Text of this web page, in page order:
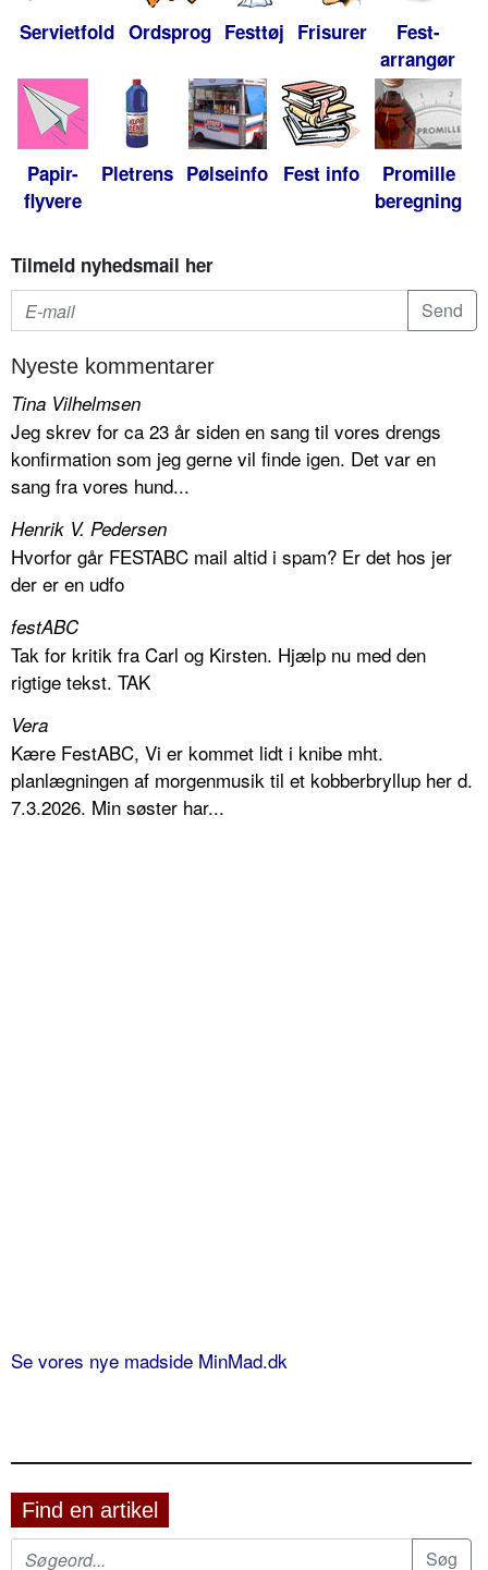
Servietfold Ordsprog Festtøj Frisurer
Fest-
arrangør
Papir-
flyvere
Pletrens Pølseinfo Fest info
Promille
beregning
Tilmeld nyhedsmail her
Nyeste kommentarer
Tina Vilhelmsen
Jeg skrev for ca 23 år siden en sang til vores drengs
konfirmation som jeg gerne vil finde igen. Det var en
sang fra vores hund...
Henrik V. Pedersen
Hvorfor går FESTABC mail altid i spam? Er det hos jer
der er en udfo
festABC
Tak for kritik fra Carl og Kirsten. Hjælp nu med den
rigtige tekst. TAK
Vera
Kære FestABC, Vi er kommet lidt i knibe mht.
planlægningen af morgenmusik til et kobberbryllup her d.
7.3.2026. Min søster har...
Se vores nye madside MinMad.dk
Find en artikel